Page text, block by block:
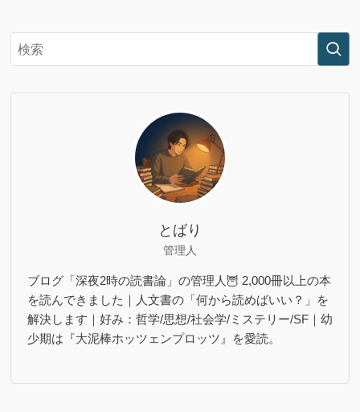
とばり
管理人
ブログ「深夜2時の読書論」の管理人🦉 2,000冊以上の本
を読んできました｜人文書の「何から読めばいい？」を
解決します｜好み：哲学/思想/社会学/ミステリー/SF｜幼
少期は『大泥棒ホッツェンプロッツ』を愛読。